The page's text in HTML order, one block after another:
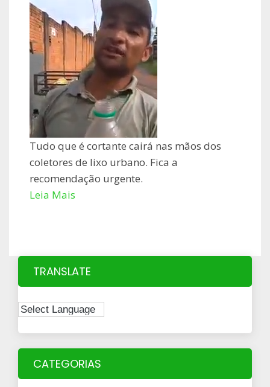
Tudo que é cortante cairá nas mãos dos
coletores de lixo urbano. Fica a
recomendação urgente.
Leia Mais
TRANSLATE
CATEGORIAS